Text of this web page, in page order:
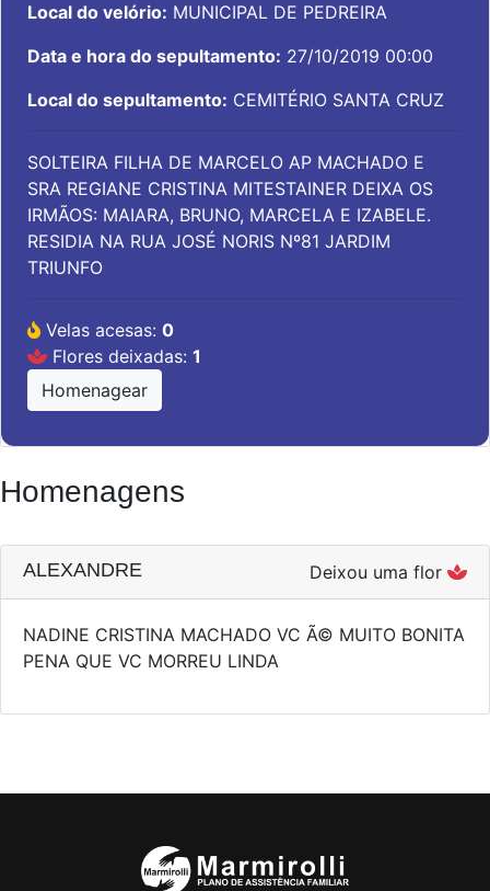
Local do velório: MUNICIPAL DE PEDREIRA
Data e hora do sepultamento: 27/10/2019 00:00
Local do sepultamento: CEMITÉRIO SANTA CRUZ
SOLTEIRA FILHA DE MARCELO AP MACHADO E
SRA REGIANE CRISTINA MITESTAINER DEIXA OS
IRMÃOS: MAIARA, BRUNO, MARCELA E IZABELE.
RESIDIA NA RUA JOSÉ NORIS Nº81 JARDIM
TRIUNFO
Velas acesas: 0
Flores deixadas: 1
Homenagear
Homenagens
ALEXANDRE Deixou uma flor
NADINE CRISTINA MACHADO VC Ã© MUITO BONITA
PENA QUE VC MORREU LINDA